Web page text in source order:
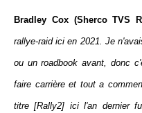
Bradley Cox (Sherco TVS
rallye-raid ici en 2021. Je
ou un roadbook avant, donc
faire carrière et tout a
titre [Rally2] ici l'an dernier